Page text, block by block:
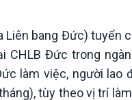
Magazinebang Đức) tuyển
CHLB Đức trong
làm việc, người lao
tùy theo vị trí